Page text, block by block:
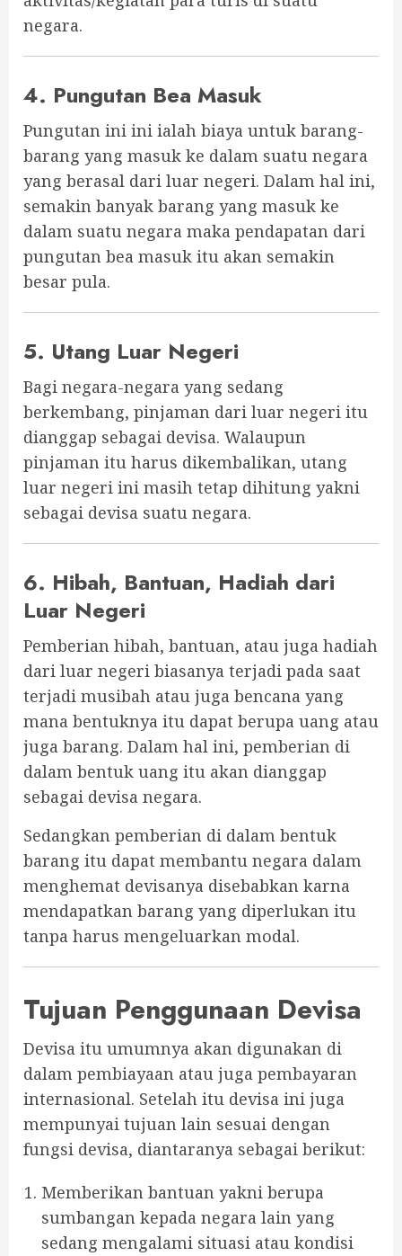
negara.
4. Pungutan Bea Masuk
Pungutan ini ini ialah biaya untuk barang-
barang yang masuk ke dalam suatu negara
yang berasal dari luar negeri. Dalam hal ini,
semakin banyak barang yang masuk ke
dalam suatu negara maka pendapatan dari
pungutan bea masuk itu akan semakin
besar pula.
5. Utang Luar Negeri
Bagi negara-negara yang sedang
berkembang, pinjaman dari luar negeri itu
dianggap sebagai devisa. Walaupun
pinjaman itu harus dikembalikan, utang
luar negeri ini masih tetap dihitung yakni
sebagai devisa suatu negara.
6. Hibah, Bantuan, Hadiah dari
Luar Negeri
Pemberian hibah, bantuan, atau juga hadiah
dari luar negeri biasanya terjadi pada saat
terjadi musibah atau juga bencana yang
mana bentuknya itu dapat berupa uang atau
juga barang. Dalam hal ini, pemberian di
dalam bentuk uang itu akan dianggap
sebagai devisa negara.
Sedangkan pemberian di dalam bentuk
barang itu dapat membantu negara dalam
menghemat devisanya disebabkan karna
mendapatkan barang yang diperlukan itu
tanpa harus mengeluarkan modal.
Tujuan Penggunaan Devisa
Devisa itu umumnya akan digunakan di
dalam pembiayaan atau juga pembayaran
internasional. Setelah itu devisa ini juga
mempunyai tujuan lain sesuai dengan
fungsi devisa, diantaranya sebagai berikut:
Memberikan bantuan yakni berupa
sumbangan kepada negara lain yang
sedang mengalami situasi atau kondisi